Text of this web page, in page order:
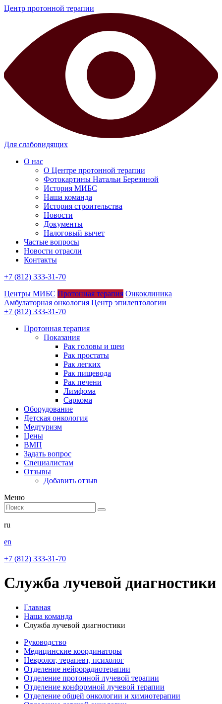
Центр протонной терапии
Для слабовидящих
О нас
О Центре протонной терапии
Фотокартины Натальи Березиной
История МИБС
Наша команда
История строительства
Новости
Документы
Налоговый вычет
Частые вопросы
Новости отрасли
Контакты
+7 (812) 333-31-70
Центры МИБС Протонная терапия Онкоклиника
Амбулаторная онкология Центр эпилептологии
+7 (812) 333-31-70
Протонная терапия
Показания
Рак головы и шеи
Рак простаты
Рак легких
Рак пищевода
Рак печени
Лимфома
Саркома
Оборудование
Детская онкология
Медтуризм
Цены
ВМП
Задать вопрос
Специалистам
Отзывы
Добавить отзыв
Меню
ru
en
+7 (812) 333-31-70
Служба лучевой диагностики
Главная
Наша команда
Служба лучевой диагностики
Руководство
Медицинские координаторы
Невролог, терапевт, психолог
Отделение нейрорадиотерапии
Отделение протонной лучевой терапии
Отделение конформной лучевой терапии
Отделение общей онкологии и химиотерапии